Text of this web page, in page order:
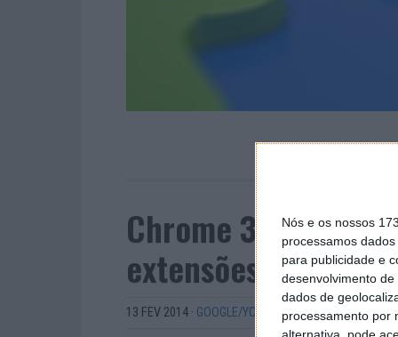
Nós e os nossos
processamos
para publicidade e
desenvolvimento de
dados de
processamento por
Chrome 33 com
extensões externas
13 FEV 2014 · GOOGLE/YOUTUBE